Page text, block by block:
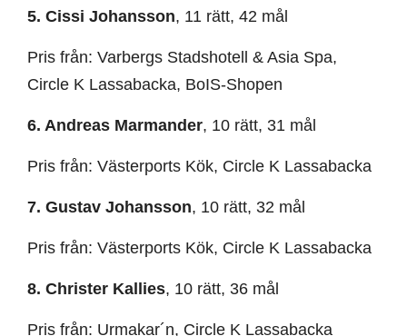
5. Cissi Johansson, 11 rätt, 42 mål
Pris från: Varbergs Stadshotell & Asia Spa,
Circle K Lassabacka, BoIS-Shopen
6. Andreas Marmander, 10 rätt, 31 mål
Pris från: Västerports Kök, Circle K Lassabacka
7. Gustav Johansson, 10 rätt, 32 mål
Pris från: Västerports Kök, Circle K Lassabacka
8. Christer Kallies, 10 rätt, 36 mål
Pris från: Urmakar´n, Circle K Lassabacka